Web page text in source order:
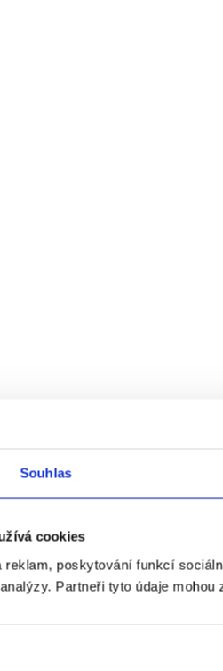
Souhlas
cookies
reklam, poskytování funkcí
Partneři tyto údaje